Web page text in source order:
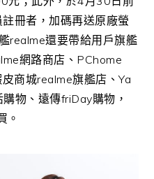
註冊者，加碼再送原廠螢
realme還要帶給用戶旗艦
網路商店、 PChome
商城realme旗艦店、Ya
物、遠傳friDay購物，
。